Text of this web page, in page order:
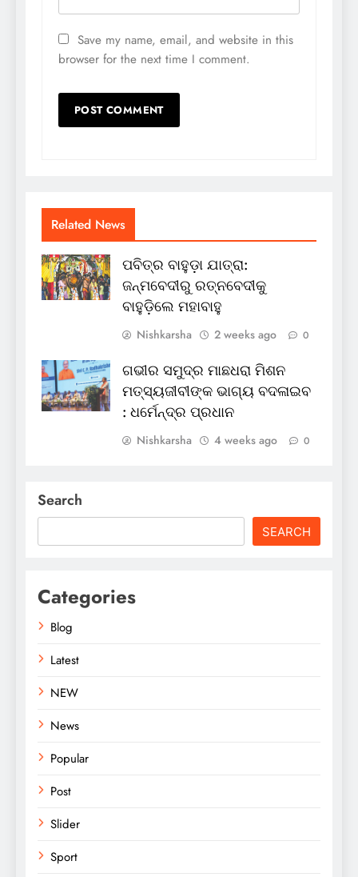
Save my name, email, and website in this
browser for the next time I comment.
Related News
ପବିତ୍ର ବାହୁଡ଼ା ଯାତ୍ରା:
ଜନ୍ମବେଦୀରୁ ରତ୍ନବେଦୀକୁ
ବାହୁଡ଼ିଲେ ମହାବାହୁ
Nishkarsha 2 weeks ago 0
ଗଭୀର ସମୁଦ୍ର ମାଛଧରା ମିଶନ
ମତ୍ସ୍ୟଜୀବୀଙ୍କ ଭାଗ୍ୟ ବଦଳାଇବ
: ଧର୍ମେନ୍ଦ୍ର ପ୍ରଧାନ
Nishkarsha 4 weeks ago 0
Search
SEARCH
Categories
Blog
Latest
NEW
News
Popular
Post
Slider
Sport